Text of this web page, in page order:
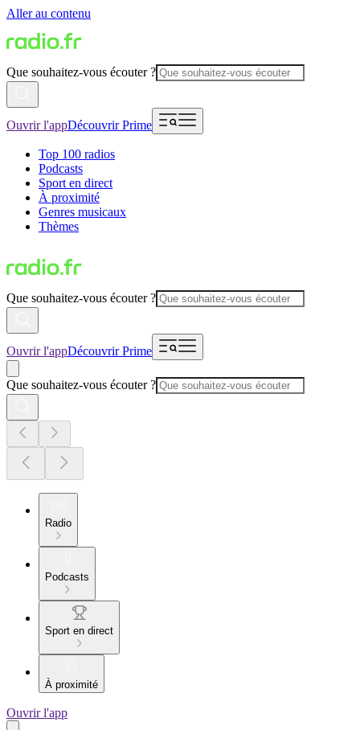
Aller au contenu
Que souhaitez-vous écouter ?
Ouvrir l'appDécouvrir Prime
Top 100 radios
Podcasts
Sport en direct
À proximité
Genres musicaux
Thèmes
Que souhaitez-vous écouter ?
Ouvrir l'appDécouvrir Prime
Que souhaitez-vous écouter ?
Radio
Podcasts
Sport en direct
À proximité
Ouvrir l'app